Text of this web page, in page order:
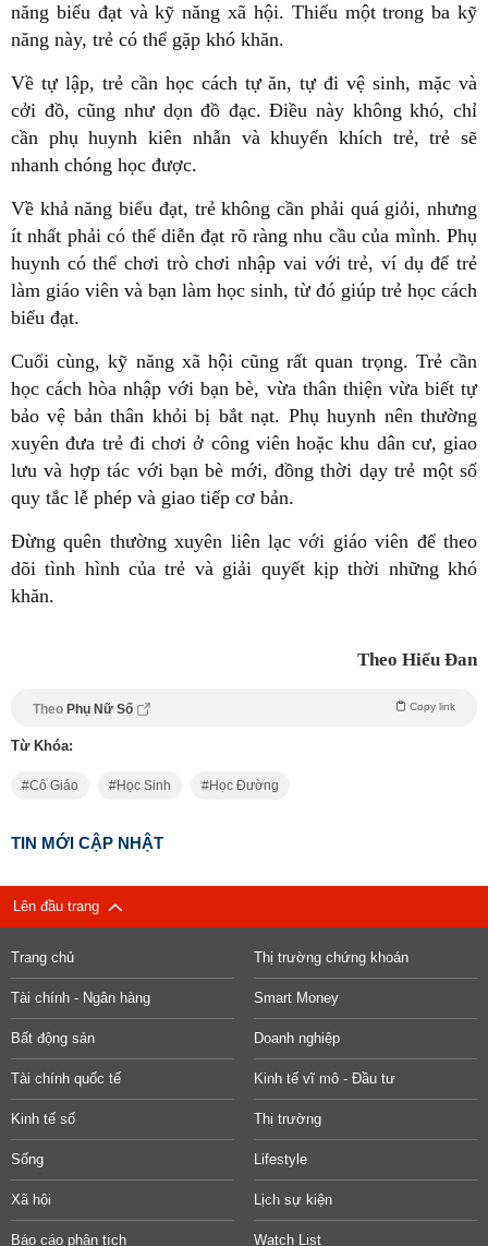
năng biểu đạt và kỹ năng xã hội. Thiếu một trong ba kỹ
năng này, trẻ có thể gặp khó khăn.
Về tự lập, trẻ cần học cách tự ăn, tự đi vệ sinh, mặc và
cởi đồ, cũng như dọn đồ đạc. Điều này không khó, chỉ
cần phụ huynh kiên nhẫn và khuyến khích trẻ, trẻ sẽ
nhanh chóng học được.
Về khả năng biểu đạt, trẻ không cần phải quá giỏi, nhưng
ít nhất phải có thể diễn đạt rõ ràng nhu cầu của mình. Phụ
huynh có thể chơi trò chơi nhập vai với trẻ, ví dụ để trẻ
làm giáo viên và bạn làm học sinh, từ đó giúp trẻ học cách
biểu đạt.
Cuối cùng, kỹ năng xã hội cũng rất quan trọng. Trẻ cần
học cách hòa nhập với bạn bè, vừa thân thiện vừa biết tự
bảo vệ bản thân khỏi bị bắt nạt. Phụ huynh nên thường
xuyên đưa trẻ đi chơi ở công viên hoặc khu dân cư, giao
lưu và hợp tác với bạn bè mới, đồng thời dạy trẻ một số
quy tắc lễ phép và giao tiếp cơ bản.
Đừng quên thường xuyên liên lạc với giáo viên để theo
dõi tình hình của trẻ và giải quyết kịp thời những khó
khăn.
Theo Hiểu Đan
Theo Phụ Nữ Số Copy link
Từ Khóa:
Cô Giáo Học Sinh Học Đường
TIN MỚI CẬP NHẬT
Lên đầu trang
Trang chủ Thị trường chứng khoán
Tài chính - Ngân hàng Smart Money
Bất động sản Doanh nghiệp
Tài chính quốc tế Kinh tế vĩ mô - Đầu tư
Kinh tế số Thị trường
Sống Lifestyle
Xã hội Lịch sự kiện
Báo cáo phân tích Watch List